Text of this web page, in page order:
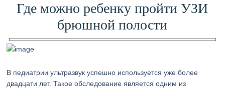
Где можно ребенку пройти УЗИ
брюшной полости
В педиатрии ультразвук успешно используется уже более
двадцати лет. Такое обследование является одним из